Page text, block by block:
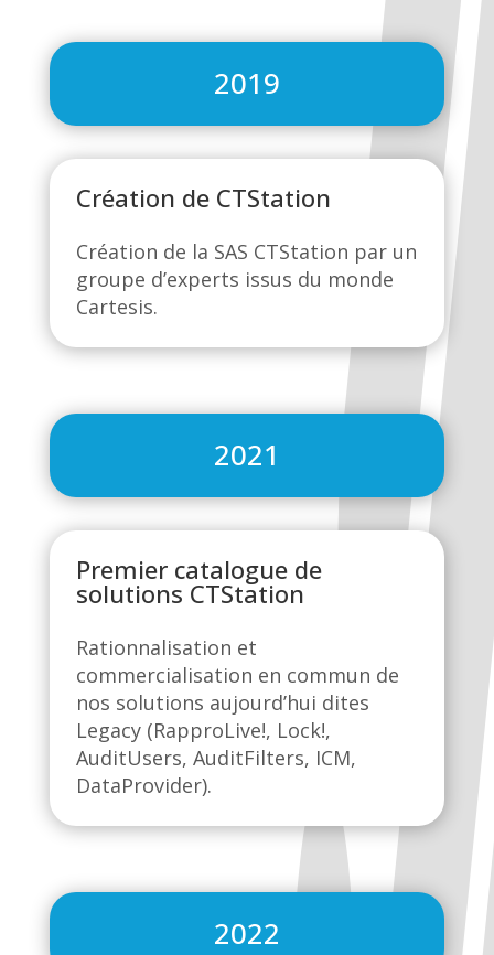
2019
Création de CTStation
Création de la SAS CTStation par un
groupe d’experts issus du monde
Cartesis.
2021
Premier catalogue de
solutions CTStation
Rationnalisation et
commercialisation en commun de
nos solutions aujourd’hui dites
Legacy (RapproLive!, Lock!,
AuditUsers, AuditFilters, ICM,
DataProvider).
2022